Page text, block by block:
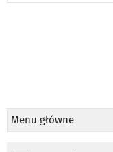
Menu główne